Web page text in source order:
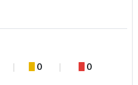
0 0